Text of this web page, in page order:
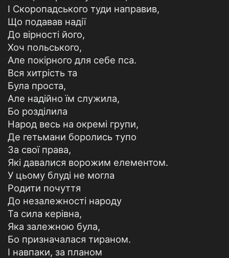
І Скоропадського туди направив,
Що подавав надії
До вірності його,
Хоч польського,
Але покірного для себе пса.
Вся хитрість та
Була проста,
Але надійно їм служила,
Бо розділила
Народ весь на окремі групи,
Де гетьмани боролись тупо
За свої права,
Які давалися ворожим елементом.
У цьому блуді не могла
Родити почуття
До незалежності народу
Та сила керівна,
Яка залежною була,
Бо призначалася тираном.
І навпаки, за планом